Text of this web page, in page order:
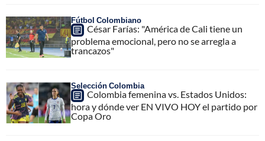
Fútbol Colombiano
César Farías: "América de Cali tiene un
problema emocional, pero no se arregla a
trancazos"
Selección Colombia
Colombia femenina vs. Estados Unidos:
hora y dónde ver EN VIVO HOY el partido por
Copa Oro